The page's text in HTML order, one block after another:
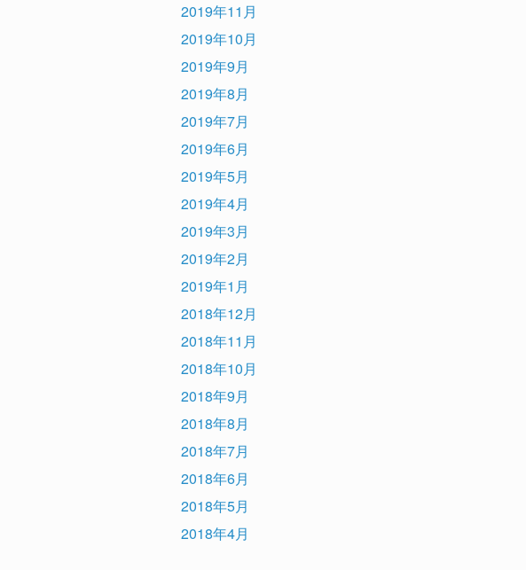
2019年11月
2019年10月
2019年9月
2019年8月
2019年7月
2019年6月
2019年5月
2019年4月
2019年3月
2019年2月
2019年1月
2018年12月
2018年11月
2018年10月
2018年9月
2018年8月
2018年7月
2018年6月
2018年5月
2018年4月